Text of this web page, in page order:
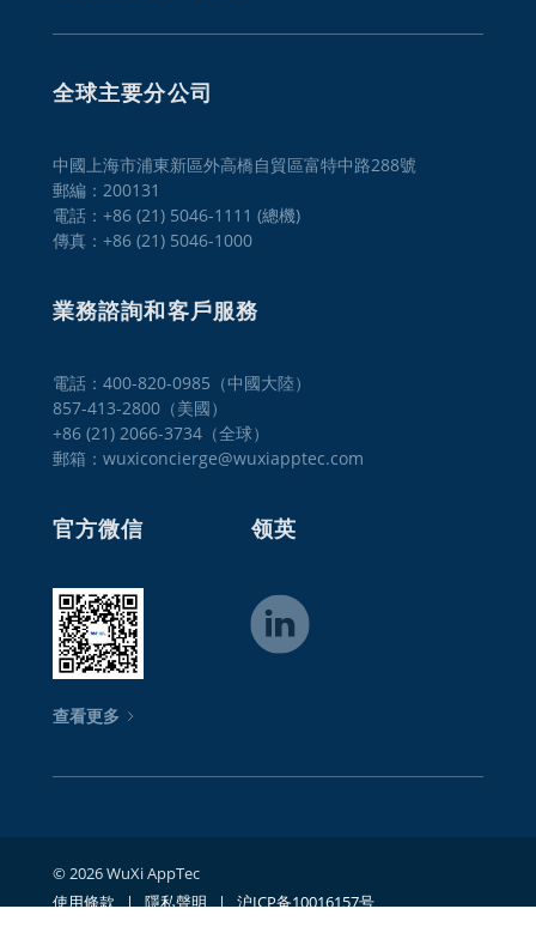
全球主要分公司
中國上海市浦東新區外高橋自貿區富特中路288號
郵編：200131
電話：+86 (21) 5046-1111 (總機)
傳真：+86 (21) 5046-1000
業務諮詢和客戶服務
電話：400-820-0985（中國大陸）
857-413-2800（美國）
+86 (21) 2066-3734（全球）
郵箱：wuxiconcierge@wuxiapptec.com
官方微信 领英
查看更多
© 2026 WuXi AppTec
使用條款| 隱私聲明| 沪ICP备10016157号